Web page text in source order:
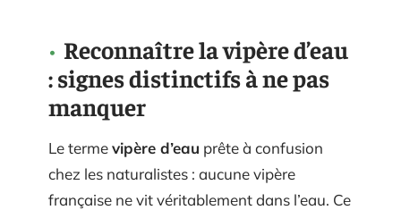
Reconnaître la vipère d’eau
: signes distinctifs à ne pas
manquer
Le termevipère d’eau prête à confusion
chez les naturalistes : aucune vipère
française ne vit véritablement dans l’eau. Ce